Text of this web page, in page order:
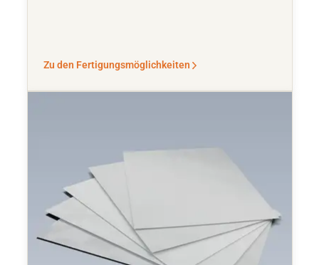
Zu den Fertigungsmöglichkeiten